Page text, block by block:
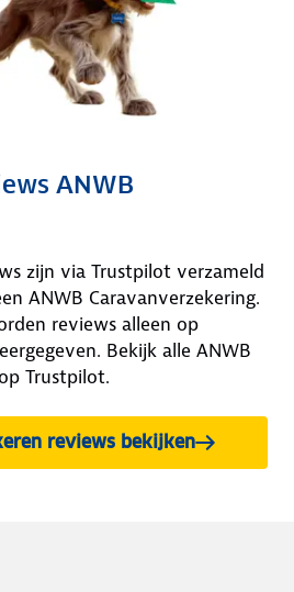
ANWB
zijn via Trustpilot verzameld
ANWB Caravanverzekering.
reviews alleen op
Bekijk alle ANWB
Trustpilot.
reviews bekijken